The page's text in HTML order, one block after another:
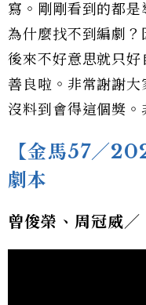
寫。剛剛看到的都是
為什麼找不到編劇？
後來不好意思就只
善良啦。非常謝謝大
沒料到會得這個獎。
【金馬57／
劇本
曾俊榮、周冠威／